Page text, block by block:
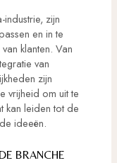
zijn
en in te
klanten. Van
van
zijn
vrijheid om uit te
kan leiden tot de
ideeën.
BRANCHE